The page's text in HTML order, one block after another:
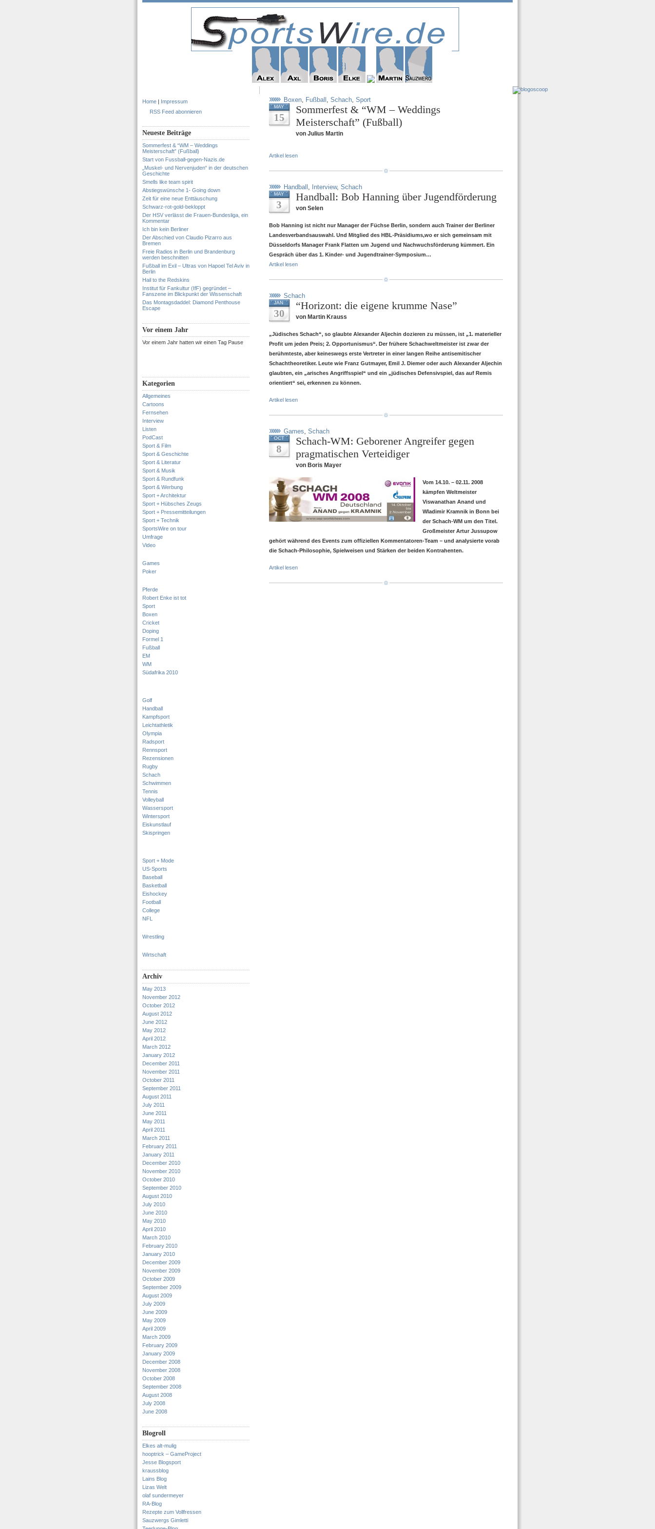
Home | Impressum
RSS Feed abonnieren
Neueste Beiträge
Sommerfest & “WM – Weddings
Meisterschaft” (Fußball)
Start von Fussball-gegen-Nazis.de
„Muskel- und Nervenjuden“ in der deutschen
Geschichte
Smells like team spirit
Abstiegswünsche 1- Going down
Zeit für eine neue Enttäuschung
Schwarz-rot-gold-bekloppt
Der HSV verlässt die Frauen-Bundesliga, ein
Kommentar
Ich bin kein Berliner
Der Abschied von Claudio Pizarro aus
Bremen
Freie Radios in Berlin und Brandenburg
werden beschnitten
Fußball im Exil – Ultras von Hapoel Tel Aviv in
Berlin
Hail to the Redskins
Institut für Fankultur (IfF) gegründet –
Fanszene im Blickpunkt der Wissenschaft
Das Montagsdaddel: Diamond Penthouse
Escape
Vor einem Jahr
Vor einem Jahr hatten wir einen Tag Pause
Kategorien
Allgemeines
Cartoons
Fernsehen
Interview
Listen
PodCast
Sport & Film
Sport & Geschichte
Sport & Literatur
Sport & Musik
Sport & Rundfunk
Sport & Werbung
Sport + Architektur
Sport + Hübsches Zeugs
Sport + Pressemitteilungen
Sport + Technik
SportsWire on tour
Umfrage
Video
Games
Poker
Pferde
Robert Enke ist tot
Sport
Boxen
Cricket
Doping
Formel 1
Fußball
EM
WM
Südafrika 2010
Golf
Handball
Kampfsport
Leichtathletik
Olympia
Radsport
Rennsport
Rezensionen
Rugby
Schach
Schwimmen
Tennis
Volleyball
Wassersport
Wintersport
Eiskunstlauf
Skispringen
Sport + Mode
US-Sports
Baseball
Basketball
Eishockey
Football
College
NFL
Wrestling
Wirtschaft
Archiv
May 2013
November 2012
October 2012
August 2012
June 2012
May 2012
April 2012
March 2012
January 2012
December 2011
November 2011
October 2011
September 2011
August 2011
July 2011
June 2011
May 2011
April 2011
March 2011
February 2011
January 2011
December 2010
November 2010
October 2010
September 2010
August 2010
July 2010
June 2010
May 2010
April 2010
March 2010
February 2010
January 2010
December 2009
November 2009
October 2009
September 2009
August 2009
July 2009
June 2009
May 2009
April 2009
March 2009
February 2009
January 2009
December 2008
November 2008
October 2008
September 2008
August 2008
July 2008
June 2008
Blogroll
Elkes alt-mulig
hooptrick – GameProject
Jesse Blogsport
kraussblog
Lains Blog
Lizas Welt
olaf sundermeyer
RA-Blog
Rezepte zum Vollfressen
Sauzwergs Gimletti
Boxen, Fußball , Schach, Sport
MAY
15
Sommerfest & “WM – Weddings
Meisterschaft” (Fußball)
von Julius Martin
Artikel lesen
Handball , Interview, Schach
MAY
3
Handball: Bob Hanning über Jugendförderung
von Selen
Bob Hanning ist nicht nur Manager der Füchse Berlin, sondern auch Trainer der Berliner
Landesverbandsauswahl. Und Mitglied des HBL-Präsidiums,wo er sich gemeinsam mit
Düsseldorfs Manager Frank Flatten um Jugend und Nachwuchsförderung kümmert. Ein
Gespräch über das 1. Kinder- und Jugendtrainer-Symposium…
Artikel lesen
Schach
JAN
30
“Horizont: die eigene krumme Nase”
von Martin Krauss
„Jüdisches Schach“, so glaubte Alexander Aljechin dozieren zu müssen, ist „1. materieller
Profit um jeden Preis; 2. Opportunismus“. Der frühere Schachweltmeister ist zwar der
berühmteste, aber keineswegs erste Vertreter in einer langen Reihe antisemitischer
Schachtheoretiker. Leute wie Franz Gutmayer, Emil J. Diemer oder auch Alexander Aljechin
glaubten, ein „arisches Angriffsspiel“ und ein „jüdisches Defensivspiel, das auf Remis
orientiert“ sei, erkennen zu können.
Artikel lesen
Games, Schach
OCT
8
Schach-WM: Geborener Angreifer gegen
pragmatischen Verteidiger
von Boris Mayer
Vom 14.10. – 02.11. 2008
kämpfen Weltmeister
Viswanathan Anand und
Wladimir Kramnik in Bonn bei
der Schach-WM um den Titel.
Großmeister Artur Jussupow
gehört während des Events zum offiziellen Kommentatoren-Team – und analysierte vorab
die Schach-Philosophie, Spielweisen und Stärken der beiden Kontrahenten.
Artikel lesen